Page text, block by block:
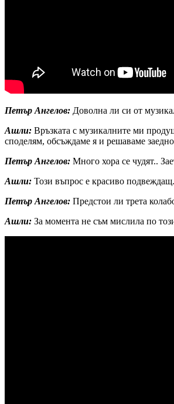
Петър Ангелов: Доволна ли си от
Ашли: Връзката с музикалните ми
споделям, обсъждаме я и решаваме
Петър Ангелов: Много хора се чудят..
Ашли: Този въпрос е красиво
Петър Ангелов: Предстои ли трета
Ашли: За момента не съм мислила по